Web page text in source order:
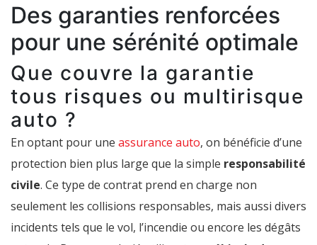
Des garanties renforcées
pour une sérénité optimale
Que couvre la garantie
tous risques ou multirisque
auto ?
En optant pour une assurance auto, on bénéficie d’une
protection bien plus large que la simple responsabilité
civile. Ce type de contrat prend en charge non
seulement les collisions responsables, mais aussi divers
incidents tels que le vol, l’incendie ou encore les dégâts